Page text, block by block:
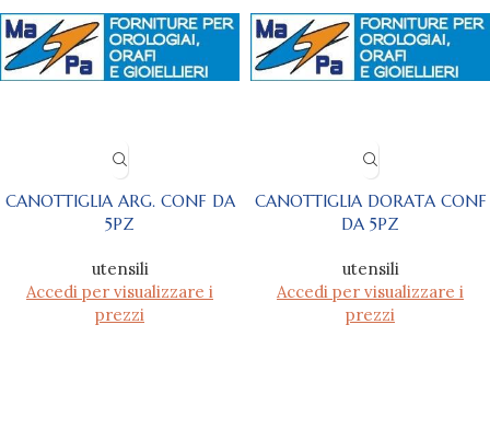
CANOTTIGLIA ARG. CONF DA
5PZ
utensili
Accedi per visualizzare i
prezzi
CANOTTIGLIA DORATA CONF
DA 5PZ
utensili
Accedi per visualizzare i
prezzi